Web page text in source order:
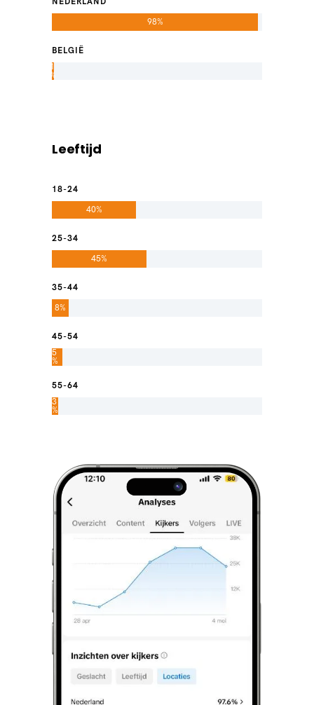
98%
BELGIË
1
%
Leeftijd
18-24
40%
25-34
45%
35-44
8%
45-54
5
%
55-64
3
%